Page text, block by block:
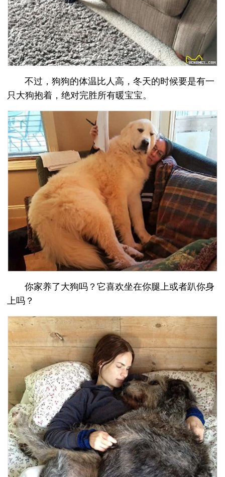
不过，狗狗的体温比人高，冬天的时候要是有一
只大狗抱着，绝对完胜所有暖宝宝。
你家养了大狗吗？它喜欢坐在你腿上或者趴你身
上吗？